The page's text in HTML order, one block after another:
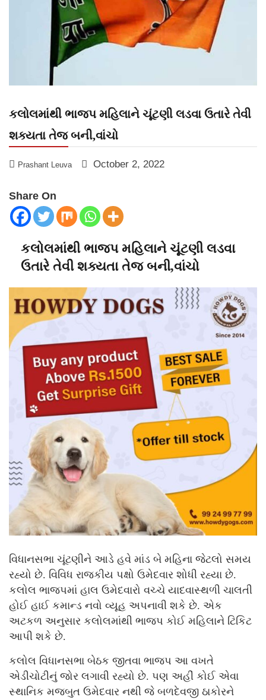
કલોલમાંથી ભાજપ મહિલાને ચૂંટણી લડવા ઉતારે તેવી
શક્યતા તેજ બની,વાંચો
Prashant Leuva October 2, 2022
Share On
કલોલમાંથી ભાજપ મહિલાને ચૂંટણી લડવા
ઉતારે તેવી શક્યતા તેજ બની,વાંચો
વિધાનસભા ચૂંટણીને આડે હવે માંડ બે મહિના જેટલો સમય
રહ્યો છે. વિવિધ રાજકીય પક્ષો ઉમેદવાર શોધી રહ્યા છે.
કલોલ ભાજપમાં હાલ ઉમેદવારો વચ્ચે યાદવાસ્થળી ચાલતી
હોઈ હાઈ કમાન્ડ નવો વ્યૂહ અપનાવી શકે છે. એક
અટકળ અનુસાર કલોલમાંથી ભાજપ કોઈ મહિલાને ટિકિટ
આપી શકે છે.
કલોલ વિધાનસભા બેઠક જીતવા ભાજપ આ વખતે
એડીચોટીનું જોર લગાવી રહ્યો છે. પણ અહીં કોઈ એવા
સ્થાનિક મજબુત ઉમેદવાર નથી જે બળદેવજી ઠાકોરને